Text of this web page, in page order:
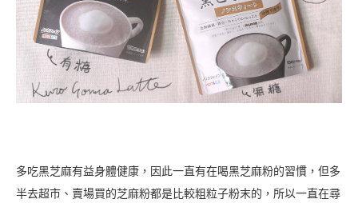
多吃黑芝麻有益身體健康，因此一直有在喝黑芝麻粉的習慣，但多
半去超市、賣場買的芝麻粉都是比較粗粒子粉末的，所以一直在尋